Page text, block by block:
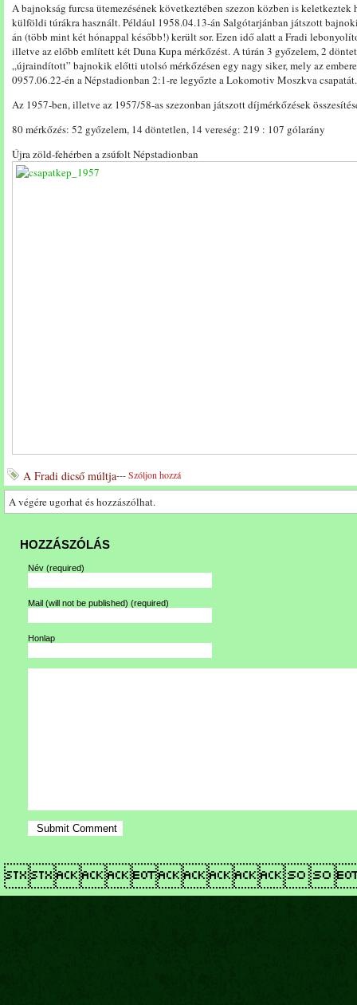
A bajnokság furcsa ütemezésének következtében szezon közben is keletkeztek
külföldi túrákra használt. Például 1958.04.13-án Salgótarjánban játszott
án (több mint két hónappal később!) került sor. Ezen idő alatt a Fradi
illetve az előbb említett két Duna Kupa mérkőzést. A túrán 3 győzelem, 2
„újraindított” bajnokik előtti utolsó mérkőzésen egy nagy siker, mely az
0957.06.22-én a Népstadionban 2:1-re legyőzte a Lokomotiv Moszkva csapatát.
Az 1957-ben, illetve az 1957/58-as szezonban játszott díjmérkőzések
80 mérkőzés: 52 győzelem, 14 döntetlen, 14 vereség: 219 : 107 gólarány
Újra zöld-fehérben a zsúfolt Népstadionban
A Fradi dicső múltja---Szóljon hozzá
A végére ugorhat és hozzászólhat.
HOZZÁSZÓLÁS
Név (required)
Mail (will not be published) (required)
Honlap